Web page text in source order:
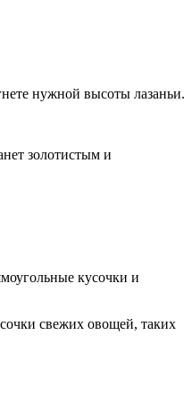
нужной высоты лазаньи.
золотистым и
кусочки и
свежих овощей, таких